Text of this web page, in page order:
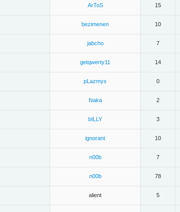
ArToS 15
bezimenen 10
jabcho 7
getqwerty11 14
pLazmys 0
Naka 2
bILLY 3
ignorant 10
n00b 7
n00b 78
alient 5